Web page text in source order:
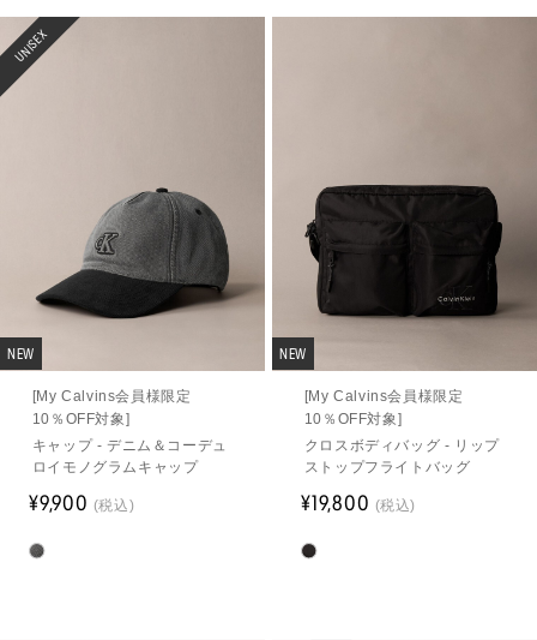
UNISEX
NEW
[My Calvins会員様限定
10％OFF対象]
キャップ - デニム＆コーデュ
ロイモノグラムキャップ
¥9,900 (税込)
NEW
[My Calvins会員様限定
10％OFF対象]
クロスボディバッグ - リップ
ストップフライトバッグ
¥19,800 (税込)